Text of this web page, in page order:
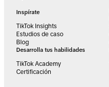
Inspírate
TikTok Insights
Estudios de caso
Blog
Desarrolla tus habilidades
TikTok Academy
Certificación